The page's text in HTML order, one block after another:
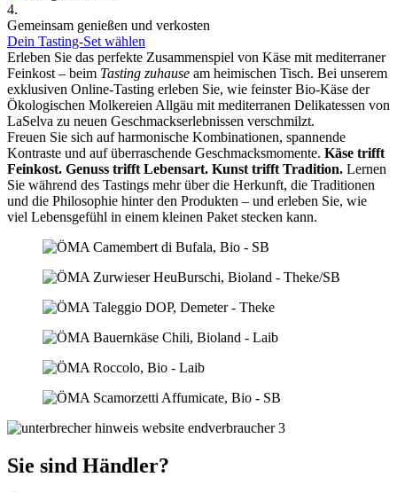
4.
Gemeinsam genießen und verkosten
Dein Tasting-Set wählen
Erleben Sie das perfekte Zusammenspiel von Käse mit mediterraner
Feinkost – beim Tasting zuhause am heimischen Tisch. Bei unserem
exklusiven Online-Tasting erleben Sie, wie feinster Bio-Käse der
Ökologischen Molkereien Allgäu mit mediterranen Delikatessen von
LaSelva zu neuen Geschmackserlebnissen verschmilzt.
Freuen Sie sich auf harmonische Kombinationen, spannende
Kontraste und auf überraschende Geschmacksmomente. Käse trifft
Feinkost. Genuss trifft Lebensart. Kunst trifft Tradition. Lernen
Sie während des Tastings mehr über die Herkunft, die Traditionen
und die Philosophie hinter den Produkten – und erleben Sie, wie
viel Lebensgefühl in einem kleinen Paket stecken kann.
Sie sind Händler?